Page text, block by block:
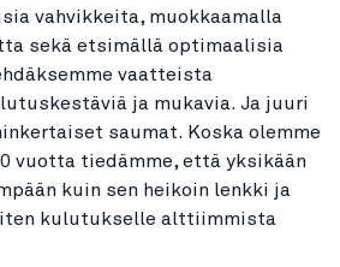
vahvikkeita, muokkaamalla
sekä etsimällä optimaalisia
vaatteista
ja mukavia. Ja juuri
saumat. Koska olemme
vuotta tiedämme, että yksikään
kuin sen heikoin lenkki ja
kulutukselle alttiimmista